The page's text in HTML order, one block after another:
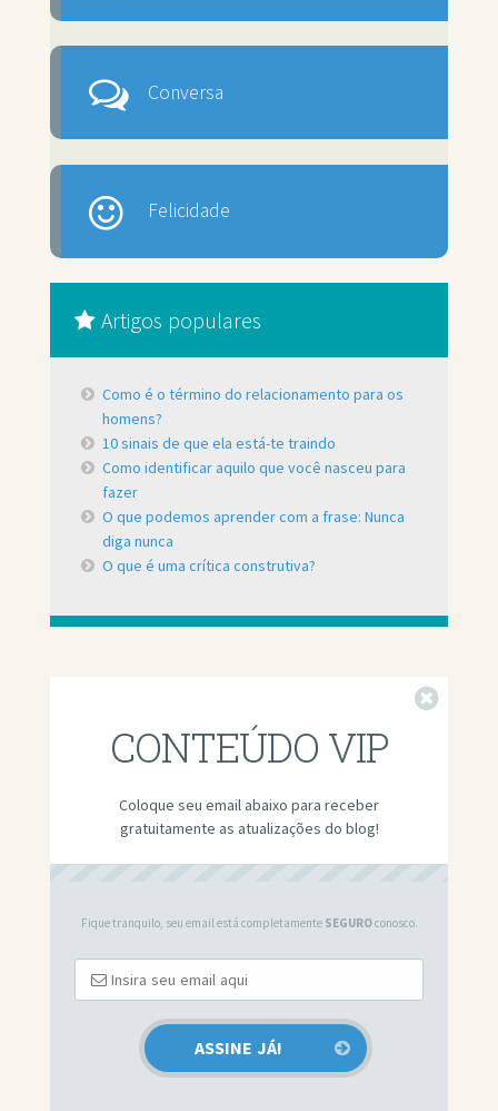
Conversa
Felicidade
Artigos populares
Como é o término do relacionamento para os
homens?
10 sinais de que ela está-te traindo
Como identificar aquilo que você nasceu para
fazer
O que podemos aprender com a frase: Nunca
diga nunca
O que é uma crítica construtiva?
CONTEÚDO VIP
Coloque seu email abaixo para receber
gratuitamente as atualizações do blog!
Fique tranquilo, seu email está completamente SEGUROconosco.